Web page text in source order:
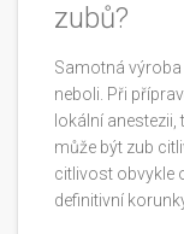
zubů?
Samotná
neboli. Při
lokální
může být zub
citlivost obvykle
definitivní